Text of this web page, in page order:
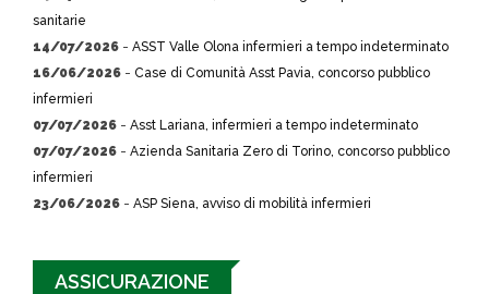
sanitarie
14/07/2026 - ASST Valle Olona infermieri a tempo indeterminato
16/06/2026 - Case di Comunità Asst Pavia, concorso pubblico
infermieri
07/07/2026 - Asst Lariana, infermieri a tempo indeterminato
07/07/2026 - Azienda Sanitaria Zero di Torino, concorso pubblico
infermieri
23/06/2026 - ASP Siena, avviso di mobilità infermieri
ASSICURAZIONE